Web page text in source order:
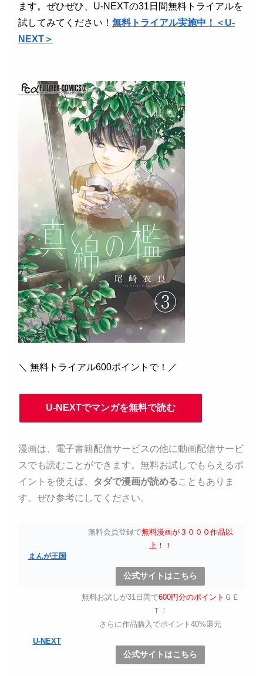
ます。ぜひぜひ、U-NEXTの31日間無料トライアルを
試してみてください！ 無料トライアル実施中！＜U-
NEXT＞
＼ 無料トライアル600ポイントで！／
U-NEXTでマンガを無料で読む
漫画は、電子書籍配信サービスの他に動画配信サービ
スでも読むことができます。無料お試しでもらえるポ
イントを使えば、
タダで漫画が読めることもありま
す。ぜひ参考にしてください。
まんが王国
無料会員登録で無料漫画が３０００作品以
上！！
公式サイトはこちら
U-NEXT
無料お試しが31日間で600円分のポイント ＧＥ
Ｔ！
さらに作品購入でポイント40%還元
公式サイトはこちら